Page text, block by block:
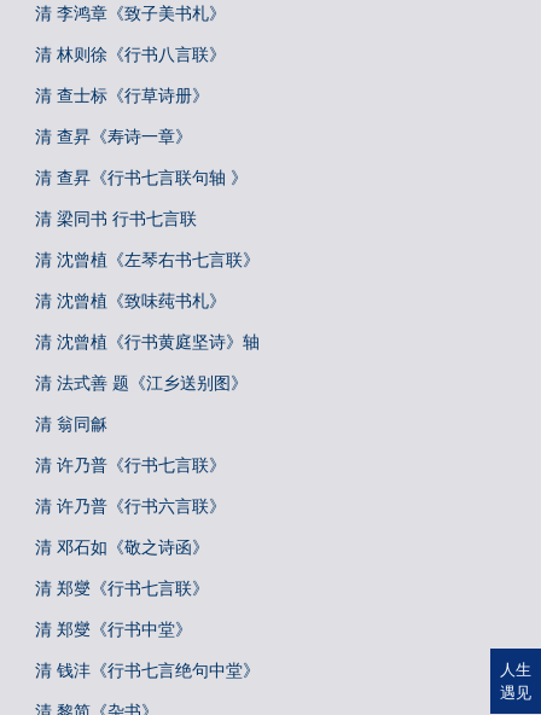
清 李鸿章《致子美书札》
清 林则徐《行书八言联》
清 查士标《行草诗册》
清 查昇《寿诗一章》
清 查昇《行书七言联句轴 》
清 梁同书 行书七言联
清 沈曾植《左琴右书七言联》
清 沈曾植《致味莼书札》
清 沈曾植《行书黄庭坚诗》轴
清 法式善 题《江乡送别图》
清 翁同龢
清 许乃普《行书七言联》
清 许乃普《行书六言联》
清 邓石如《敬之诗函》
清 郑燮《行书七言联》
清 郑燮《行书中堂》
清 钱沣《行书七言绝句中堂》
人生
遇见